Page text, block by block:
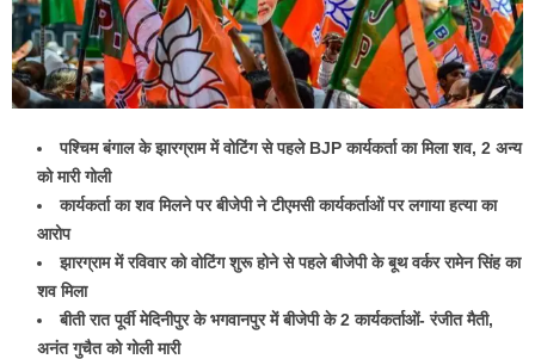
पश्चिम बंगाल के झारग्राम में वोटिंग से पहले BJP कार्यकर्ता का मिला शव, 2 अन्य
को मारी गोली
कार्यकर्ता का शव मिलने पर बीजेपी ने टीएमसी कार्यकर्ताओं पर लगाया हत्या का
आरोप
झारग्राम में रविवार को वोटिंग शुरू होने से पहले बीजेपी के बूथ वर्कर रामेन सिंह का
शव मिला
बीती रात पूर्वी मेदिनीपुर के भगवानपुर में बीजेपी के 2 कार्यकर्ताओं- रंजीत मैती,
अनंत गुचैत को गोली मारी